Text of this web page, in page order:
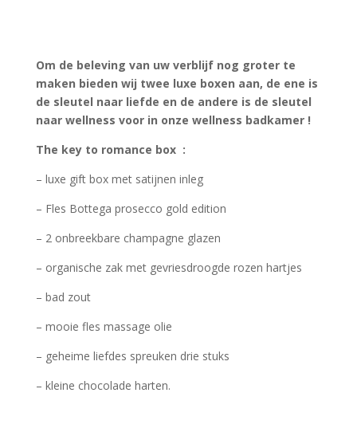
Om de beleving van uw verblijf nog groter te
maken bieden wij twee luxe boxen aan, de ene is
de sleutel naar liefde en de andere is de sleutel
naar wellness voor in onze wellness badkamer !
The key to romance box :
– luxe gift box met satijnen inleg
– Fles Bottega prosecco gold edition
– 2 onbreekbare champagne glazen
– organische zak met gevriesdroogde rozen hartjes
– bad zout
– mooie fles massage olie
– geheime liefdes spreuken drie stuks
– kleine chocolade harten.